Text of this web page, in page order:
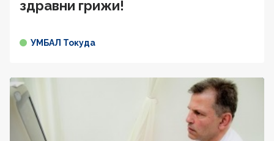
здравни грижи!
УМБАЛ Токуда